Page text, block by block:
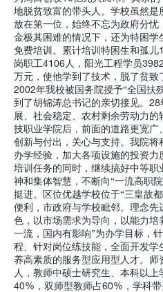
地脱贫致富的带头人。学校虽然是
放在第一位，始终不忘为政府分忧
金极其困难的情况下，还为特困学
免费培训。累计培训特困生和孤
岗职工4106人，阳光工程学员
万元，使他学到了技术，脱了贫致
2002年我校被国务院授予“全国扶
到了胡锦涛总书记的亲切接见。
展、社会稳定、农村剩余劳动力
技职业学院后，前面的道路更宽广
创新与付出，关心与支持。我院将
办学经验，加大各项设施的投资
培训任务的同时，继续搞好中等
神和集体智慧，不断向“一流高职
挺进。区位优越学校位于“三皇故
便利，市政府与学校毗邻。理念先
色，以市场需求为导向，以能力培
一流，国内有影响”为办学目标，
程、针对岗位练技能，全面开发
养高素质的服务型应用型人才。
人，教师中硕士研究生、本科以
40%，双师型教师占60%，学科